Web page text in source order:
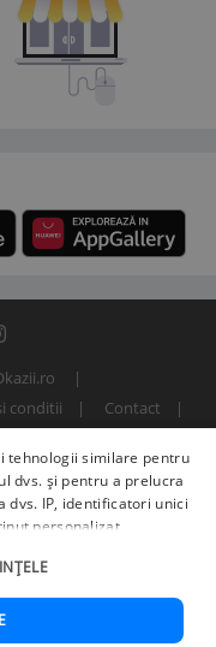
conditii
Contact
S.R.L.
tehnologii similare pentru
dvs. și pentru a prelucra
dvs. IP, identificatori unici
personalizat,
pot, de asemenea,
inclusiv folosind date
dispozitivului. Opțiunile
se pot baza pe